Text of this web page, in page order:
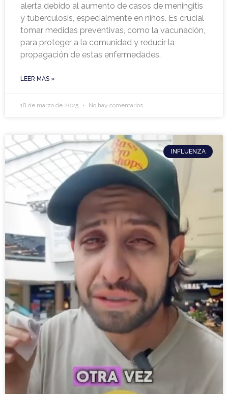
alerta debido al aumento de casos de meningitis
y tuberculosis, especialmente en niños. Es crucial
tomar medidas preventivas, como la vacunación,
para proteger a la comunidad y reducir la
propagación de estas enfermedades.
LEER MÁS »
18 de marzo de 2025 No hay comentarios
INFLUENZA